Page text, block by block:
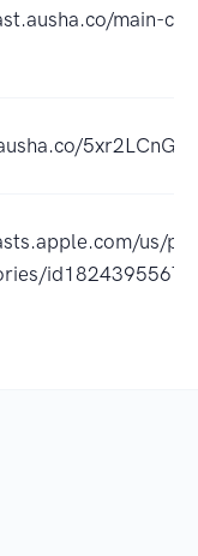
main-
us/